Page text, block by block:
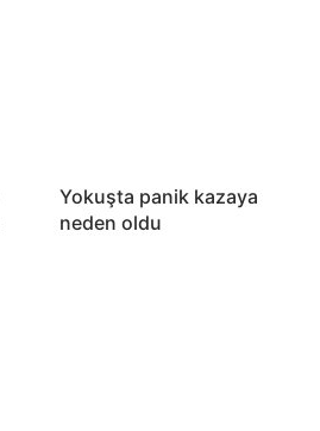
Yokuşta panik kazaya
neden oldu